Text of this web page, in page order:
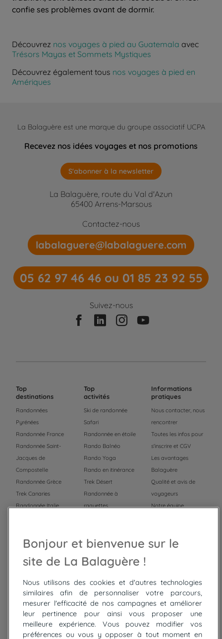
confie ses problèmes avant de dormir.
Découvrez nos voyages à pied au Guatemala avec
Trésors Mayas et Sommets Mystiques
Découvrez également tous nos voyages à pied en
Amériques
La Balaguère est une marque du groupe associatif UCPA
Recevez nos idées voyages et nos promotions
S'abonner à la newsletter
La Balaguère, route du Val d'Azun
65400 Arrens-Marsous
Contactez-nous
labalaguere@labalaguere.com
05 62 97 46 46 ou 01 85 23 92 55
Suivez-nous
Top
destinations
Randonnées
Pyrénées
Randonnée France
Randonnée Saint-
Jacques de
Compostelle
Randonnée Grèce
Trek Canaries
Randonnée Italie
Trek Mauritanie
Top
activités
Ski de randonnée
Safari
Randonnée en étoile
Rando Balnéo
Rando Yoga
Rando en itinérance
Trek Désert
Randonnée à
raquettes
Trek
Informations
pratiques
Nous contacter, nous
rencontrer
Toutes les infos pour
s'inscrire et CGV
Les avantages
Balaguère
Qualité et avis de
voyageurs
Notre équipe
Top
circuits
Tour du lac de Constance à vélo
Cyclades : Amorgos et Naxos
Randonnée aux Bardenas Reales
Bonjour et bienvenue sur le
site de La Balaguère !
Nous utilisons des cookies et d'autres technologies
similaires afin de personnaliser votre parcours,
mesurer l'efficacité de nos campagnes et améliorer
leur pertinence pour ainsi vous proposer une
meilleure expérience. Vous pouvez modifier vos
préférences ou vous y opposer à tout moment en